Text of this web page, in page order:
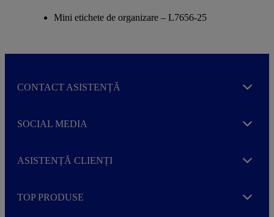
Mini etichete de organizare – L7656-25
CONTACT ASISTENȚĂ Expand
SOCIAL MEDIA Expand
ASISTENȚĂ CLIENȚI Expand
TOP PRODUSE Expand